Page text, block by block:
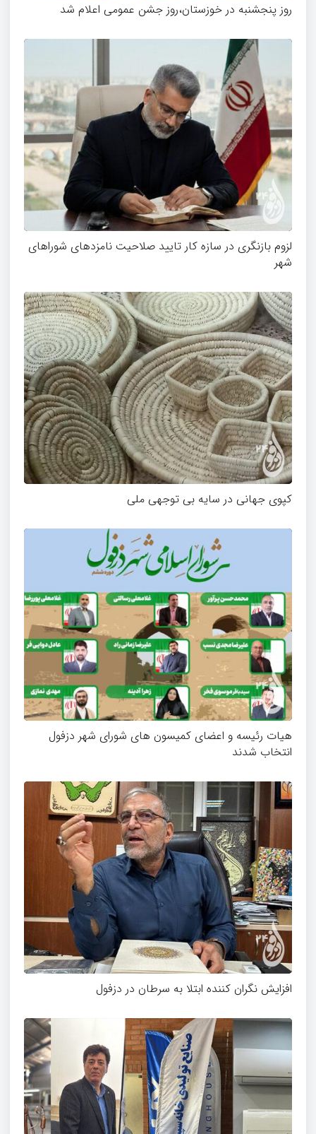
روز پنجشنبه در خوزستان،روز جشن عمومی اعلام شد
لزوم بازنگری در سازه کار تایید صلاحیت نامزدهای شوراهای
شهر
کپوی جهانی در سایه بی توجهی ملی
هیات رئیسه و اعضای کمیسون های شورای شهر دزفول
انتخاب شدند
افزایش نگران کننده ابتلا به سرطان در دزفول